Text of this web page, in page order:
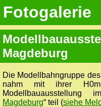
Fotogalerie
Magdeburg
Die Modellbahngruppe
nahm mit ihrer
Modellbauausstellung
Magdeburg“ teil (siehe